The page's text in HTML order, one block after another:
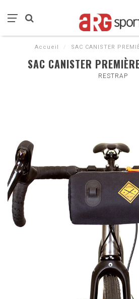
Accueil / SAC CANISTER
SAC CANISTER
RESTRAP